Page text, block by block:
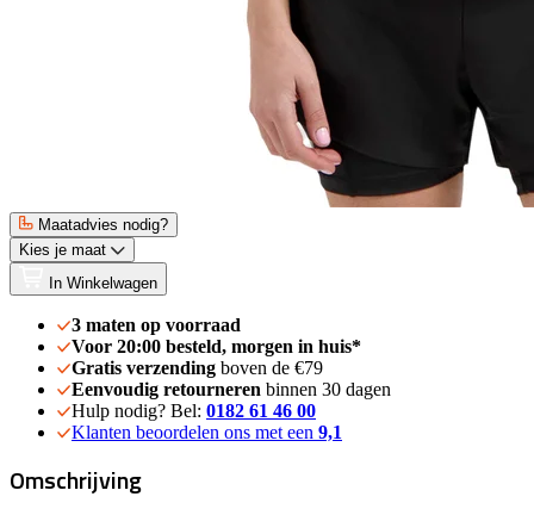
Maatadvies nodig?
Kies je maat
In Winkelwagen
3 maten op voorraad
Voor 20:00 besteld, morgen in huis*
Gratis verzending boven de €79
Eenvoudig retourneren binnen 30 dagen
Hulp nodig? Bel: 0182 61 46 00
Klanten beoordelen ons met een 9,1
Omschrijving